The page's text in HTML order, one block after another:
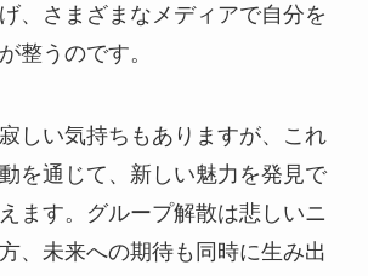
、さまざまなメディアで自分を
整うのです。
しい気持ちもありますが、これ
を通じて、新しい魅力を発見で
ます。グループ解散は悲しいニ
、未来への期待も同時に生み出